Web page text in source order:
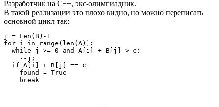
Разработчик на С++, экс-олимпиадник.
В такой реализации это плохо видно, но можно переписать
основной цикл так:
j = Len(B)-1
for i in range(len(A)):
  while j >= 0 and A[i] + B[j] > c:
    --j;
  if A[i] + B[j] == c:
    found = True
    break